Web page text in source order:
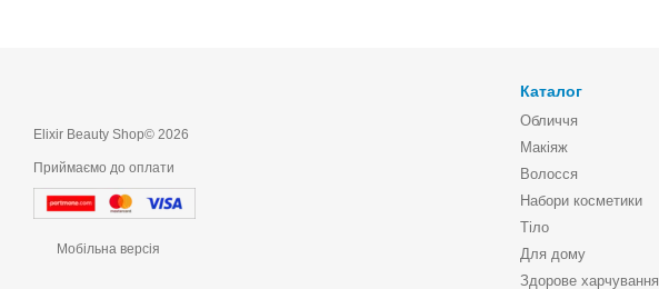
Elixir Beauty Shop© 2026
Приймаємо до оплати
Мобільна версія
Каталог
Обличчя
Макіяж
Волосся
Набори косметики
Тіло
Для дому
Здорове харчування